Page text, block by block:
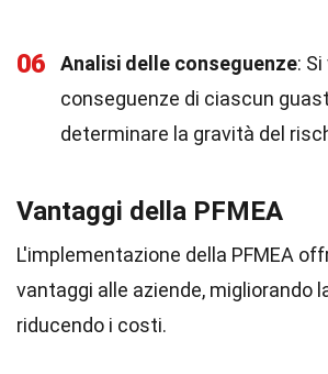
06 Analisi delle conseguenze:
conseguenze di ciascun
determinare la gravità del
Vantaggi della PFMEA
L'implementazione della PFMEA
vantaggi alle aziende, migliorando
riducendo i costi.